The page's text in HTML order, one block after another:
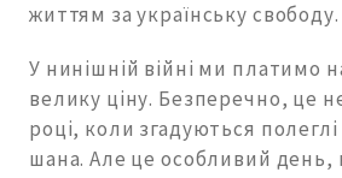
життям за українську свободу.
У нинішній війні ми платимо
велику ціну. Безперечно, це
році, коли згадуються полеглі
шана. Але це особливий день,